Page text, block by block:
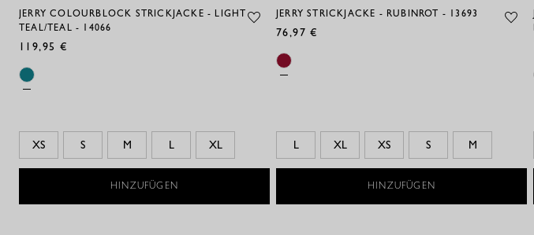
JERRY COLOURBLOCK STRICKJACKE - LIGHT
TEAL/TEAL - 14066
119,95 €
XS S M L XL
HINZUFÜGEN
JERRY STRICKJACKE - RUBINROT - 13693
76,97 €
L XL XS S M
HINZUFÜGEN